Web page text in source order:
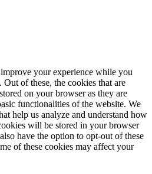
your experience while you
of these, the cookies that are
on your browser as they are
functionalities of the website. We
help us analyze and understand how
will be stored in your browser
have the option to opt-out of these
of these cookies may affect your